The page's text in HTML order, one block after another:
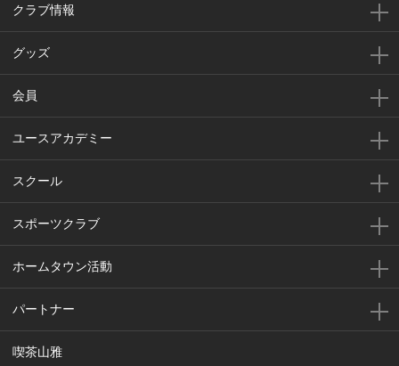
クラブ情報
グッズ
会員
ユースアカデミー
スクール
スポーツクラブ
ホームタウン活動
パートナー
喫茶山雅